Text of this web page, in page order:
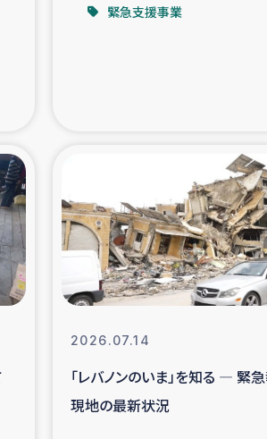
産者支援
爆発被災者支援
ー（カカオ）事業
緊急支援事業
2026.07.14
「レバノンのいま」を知る ― 緊
現地の最新状況